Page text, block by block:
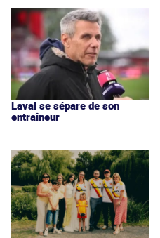
Laval se sépare de son
entraîneur